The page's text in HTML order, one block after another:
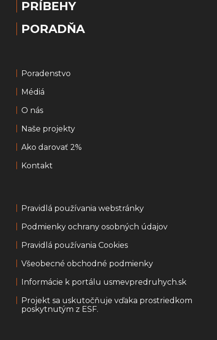
PRÍBEHY
PORADŇA
Poradenstvo
Médiá
O nás
Naše projekty
Ako darovať 2%
Kontakt
Pravidlá používania webstránky
Podmienky ochrany osobných údajov
Pravidlá používania Cookies
Všeobecné obchodné podmienky
Informácie k portálu usmevpredruhych.sk
Projekt sa uskutočňuje vďaka prostriedkom
poskytnutým z ESF.